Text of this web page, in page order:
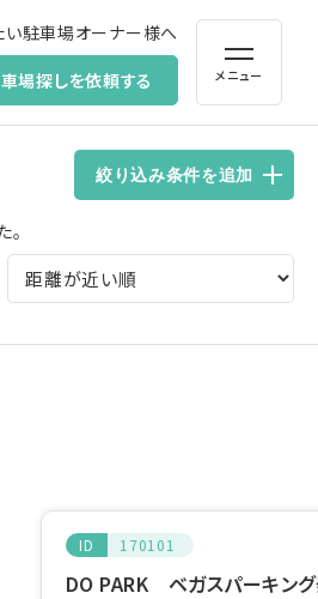
駐車場オーナー様へ
場探しを依頼する メニュー
絞り込み条件を追加
ID 170101
DO PARK ベガスパーキン